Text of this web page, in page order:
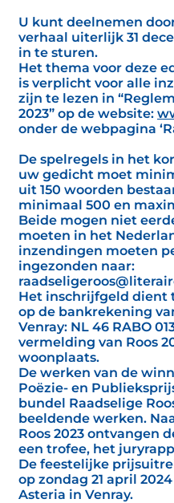
U kunt deelnemen
verhaal uiterlijk 31
in te sturen.
Het thema voor deze
is verplicht voor alle
zijn te lezen in
2023” op de website:
onder de webpagina
De spelregels in het
uw gedicht moet
uit 150 woorden
minimaal 500 en
Beide mogen niet
moeten in het
inzendingen moeten
ingezonden naar:
Het inschrijfgeld dient
op de bankrekening
Venray: NL 46 RABO
vermelding van Roos
woonplaats.
De werken van de
Poëzie- en
bundel Raadselige
beeldende werken.
Roos 2023 ontvangen
een trofee, het
De feestelijke
op zondag 21 april
Asteria in Venray.